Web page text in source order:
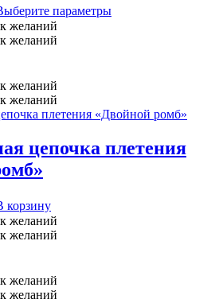
параметрыЭтот
выбрать
на
товара.
желаний
желаний
желаний
желаний
цепочка плетения
корзину
желаний
желаний
желаний
желаний